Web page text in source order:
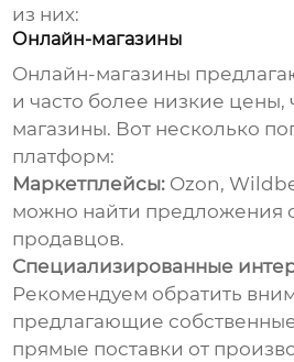
из них:
Онлайн-магазины
Онлайн-магазины
и часто более низкие
магазины. Вот несколько
платформ:
Маркетплейсы: Ozon,
можно найти предложения
продавцов.
Специализированные
Рекомендуем обратить
предлагающие
прямые поставки от